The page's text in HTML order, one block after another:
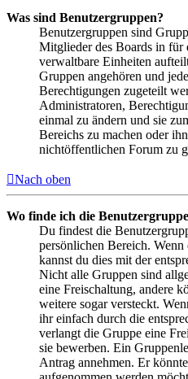
Was sind Benutzergruppen?
Benutzergruppen sind
Mitglieder des Boards in
verwaltbare Einheiten
Gruppen angehören und
Berechtigungen zugeteilt
Administratoren,
einmal zu ändern und sie
Bereichs zu machen oder
nichtöffentlichen Forum zu
Nach oben
Wo finde ich die
Du findest die
persönlichen Bereich. Wenn
kannst du dies mit der
Nicht alle Gruppen sind
eine Freischaltung, andere
weitere sogar versteckt.
ihr einfach durch die
verlangt die Gruppe eine
sie bewerben. Ein
Antrag annehmen. Er